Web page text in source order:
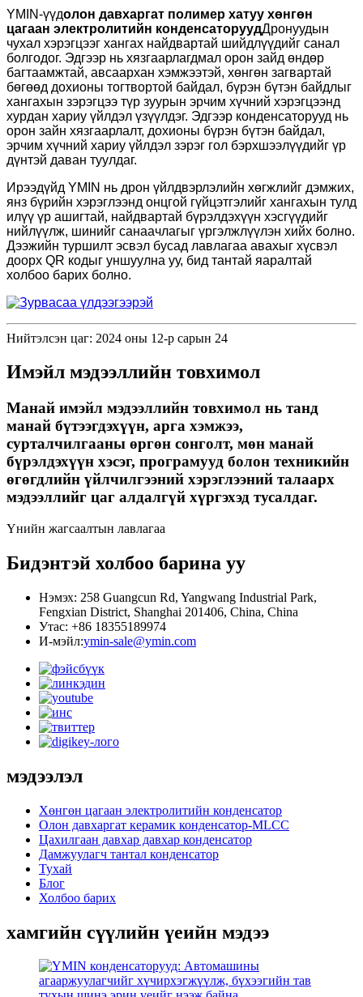
YMIN-үүдолон давхаргат полимер хатуу хөнгөн
цагаан электролитийн конденсаторуудДронуудын
чухал хэрэгцээг хангах найдвартай шийдлүүдийг санал
болгодог. Эдгээр нь хязгаарлагдмал орон зайд өндөр
багтаамжтай, авсаархан хэмжээтэй, хөнгөн загвартай
бөгөөд дохионы тогтвортой байдал, бүрэн бүтэн байдлыг
хангахын зэрэгцээ түр зуурын эрчим хүчний хэрэгцээнд
хурдан хариу үйлдэл үзүүлдэг. Эдгээр конденсаторууд нь
орон зайн хязгаарлалт, дохионы бүрэн бүтэн байдал,
эрчим хүчний хариу үйлдэл зэрэг гол бэрхшээлүүдийг үр
дүнтэй даван туулдаг.
Ирээдүйд YMIN нь дрон үйлдвэрлэлийн хөгжлийг дэмжих,
янз бүрийн хэрэглээнд онцгой гүйцэтгэлийг хангахын тулд
илүү үр ашигтай, найдвартай бүрэлдэхүүн хэсгүүдийг
нийлүүлж, шинийг санаачлагыг үргэлжлүүлэн хийх болно.
Дээжийн туршилт эсвэл бусад лавлагаа авахыг хүсвэл
доорх QR кодыг уншуулна уу, бид тантай яаралтай
холбоо барих болно.
Нийтэлсэн цаг: 2024 оны 12-р сарын 24
Имэйл мэдээллийн товхимол
Манай имэйл мэдээллийн товхимол нь танд
манай бүтээгдэхүүн, арга хэмжээ,
сурталчилгааны өргөн сонголт, мөн манай
бүрэлдэхүүн хэсэг, програмууд болон техникийн
өгөгдлийн үйлчилгээний хэрэглээний талаарх
мэдээллийг цаг алдалгүй хүргэхэд тусалдаг.
Үнийн жагсаалтын лавлагаа
Бидэнтэй холбоо барина уу
Нэмэх: 258 Guangcun Rd, Yangwang Industrial Park,
Fengxian District, Shanghai 201406, China, China
Утас: +86 18355189974
И-мэйл:ymin-sale@ymin.com
мэдээлэл
Хөнгөн цагаан электролитийн конденсатор
Олон давхаргат керамик конденсатор-MLCC
Цахилгаан давхар давхар конденсатор
Дамжуулагч тантал конденсатор
Тухай
Блог
Холбоо барих
хамгийн сүүлийн үеийн мэдээ